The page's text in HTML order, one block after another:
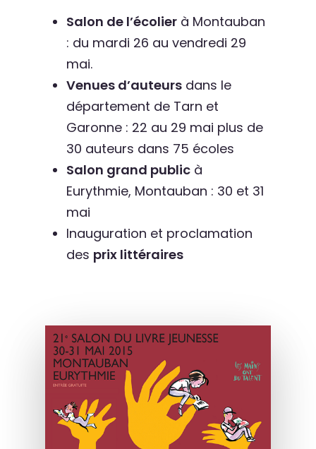
Salon de l’écolier à Montauban
: du mardi 26 au vendredi 29
mai.
Venues d’auteurs dans le
département de Tarn et
Garonne : 22 au 29 mai plus de
30 auteurs dans 75 écoles
Salon grand public à
Eurythmie, Montauban : 30 et 31
mai
Inauguration et proclamation
des prix littéraires